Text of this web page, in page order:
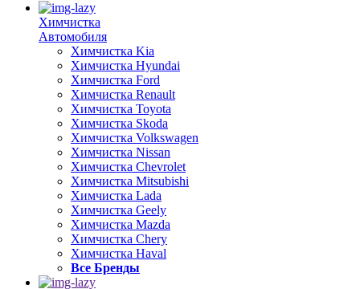
Химчистка
Автомобиля
Химчистка Kia
Химчистка Hyundai
Химчистка Ford
Химчистка Renault
Химчистка Toyota
Химчистка Skoda
Химчистка Volkswagen
Химчистка Nissan
Химчистка Chevrolet
Химчистка Mitsubishi
Химчистка Lada
Химчистка Geely
Химчистка Mazda
Химчистка Chery
Химчистка Haval
Все Бренды